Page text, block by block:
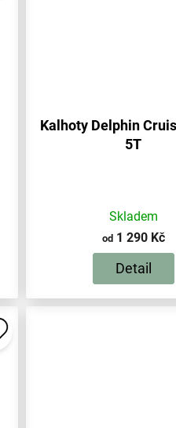
Kalhoty Delphin
5T
Skladem
od1 290 Kč
Detail